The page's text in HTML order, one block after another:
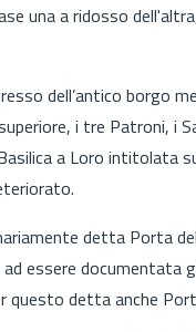
una a ridosso
dell’antico borgo
i tre Patroni, i
a Loro intitolata
detta Porta
essere documentata
detta anche